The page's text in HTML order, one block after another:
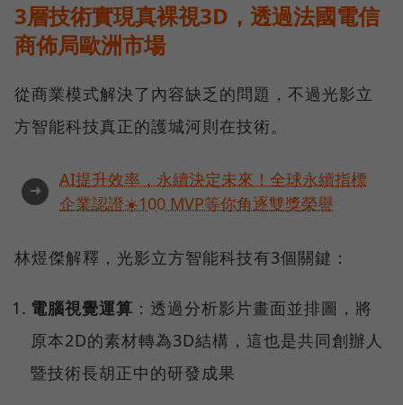
3層技術實現真裸視3D，透過法國電信
商佈局歐洲市場
從商業模式解決了內容缺乏的問題，不過光影立
方智能科技真正的護城河則在技術。
➜
AI提升效率，永續決定未來！全球永續指標
企業認證☀️100 MVP等你角逐雙獎榮譽
林煜傑解釋，光影立方智能科技有3個關鍵：
電腦視覺運算 ：透過分析影片畫面並排圖，將
原本2D的素材轉為3D結構，這也是共同創辦人
暨技術長胡正中的研發成果